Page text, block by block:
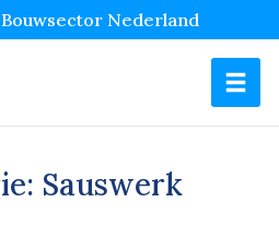
Nederland
Sauswerk